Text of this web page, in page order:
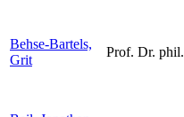
Behse-Bartels,
Grit
Prof. Dr. phil.